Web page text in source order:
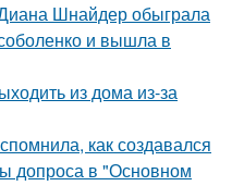
Шнайдер обыграла
и вышла в
из дома из-за
как создавался
допроса в "Основном